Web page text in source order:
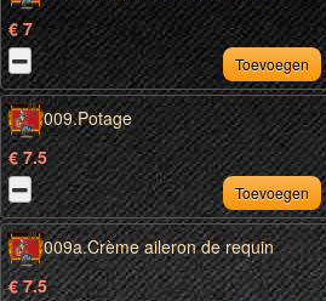
€ 7
Toevoegen
009.Potage
€ 7.5
Toevoegen
009a.Crème aileron de requin
€ 7.5